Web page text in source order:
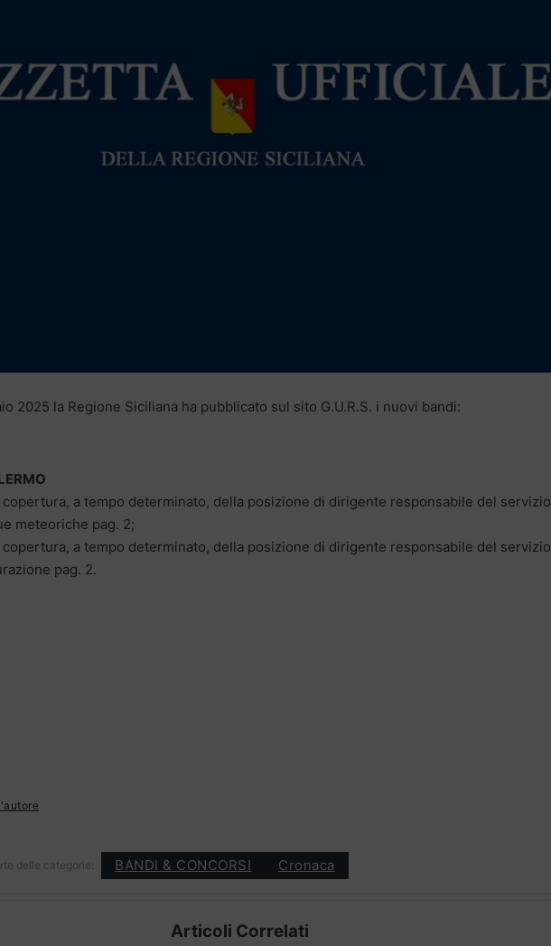
2025 la Regione Siciliana ha pubblicato sul sito G.U.R.S. i nuovi bandi:
a tempo determinato, della posizione di dirigente responsabile del servizio
meteoriche pag. 2;
a tempo determinato, della posizione di dirigente responsabile del servizio
pag. 2.
delle categorie: BANDI & CONCORSI Cronaca
Articoli Correlati